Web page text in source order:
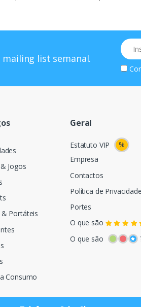
mailing list semanal.
Email
Jogos
Portáteis
Consumo
Geral
Estatuto VIP
%
Empresa
Contactos
Política de Privacidade
Portes
O que são
O que são